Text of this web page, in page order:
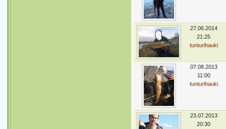
27.06.2014
21:25
tunturihauki
07.08.2013
11:00
tunturihauki
23.07.2013
20:30